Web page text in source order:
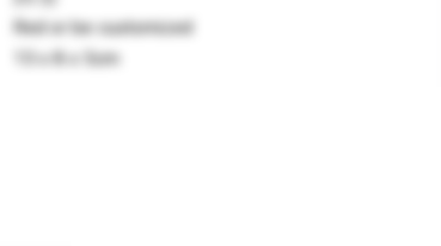
Red or be customized
13 x 8 x 5cm